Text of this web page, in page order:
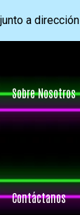
a dirección
Sobre Nosotros
Contáctanos